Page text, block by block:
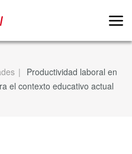
Productividad laboral en
el contexto educativo actual